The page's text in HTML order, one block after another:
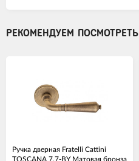
РЕКОМЕНДУЕМ ПОСМОТРЕТЬ
Ручка дверная Fratelli Cattini
TOSCANA 7.7-BY Матовая бронза